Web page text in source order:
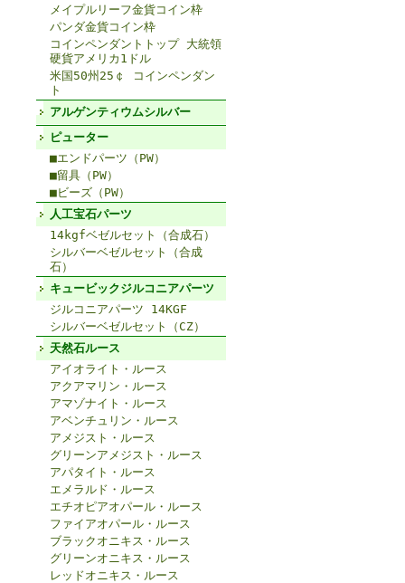
メイプルリーフ金貨コイン枠
パンダ金貨コイン枠
コインペンダントトップ 大統領
硬貨アメリカ1ドル
米国50州25￠ コインペンダン
ト
アルゲンティウムシルバー
ピューター
■エンドパーツ（PW）
■留具（PW）
■ビーズ（PW）
人工宝石パーツ
14kgfベゼルセット（合成石）
シルバーベゼルセット（合成
石）
キュービックジルコニアパーツ
ジルコニアパーツ 14KGF
シルバーベゼルセット（CZ）
天然石ルース
アイオライト・ルース
アクアマリン・ルース
アマゾナイト・ルース
アベンチュリン・ルース
アメジスト・ルース
グリーンアメジスト・ルース
アパタイト・ルース
エメラルド・ルース
エチオピアオパール・ルース
ファイアオパール・ルース
ブラックオニキス・ルース
グリーンオニキス・ルース
レッドオニキス・ルース